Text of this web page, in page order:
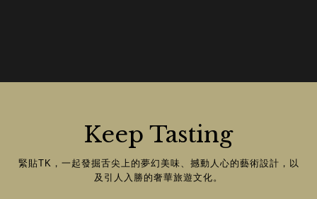
Keep Tasting
緊貼TK，一起發掘舌尖上的夢幻美味、撼動人心的藝術設計，以
及引人入勝的奢華旅遊文化。